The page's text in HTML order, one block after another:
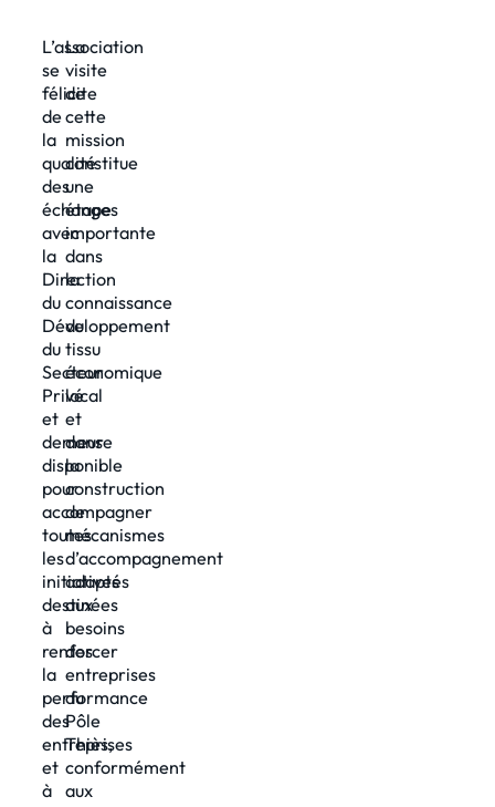
L’association
se
félicite
de
la
qualité
des
échanges
avec
la
Direction
du
Développement
du
Secteur
Privé
et
demeure
disponible
pour
accompagner
toutes
les
initiatives
destinées
à
renforcer
la
performance
des
entreprises
et
à
La
visite
de
cette
mission
constitue
une
étape
importante
dans
la
connaissance
du
tissu
économique
local
et
dans
la
construction
de
mécanismes
d’accompagnement
adaptés
aux
besoins
des
entreprises
du
Pôle
Thiès,
conformément
aux